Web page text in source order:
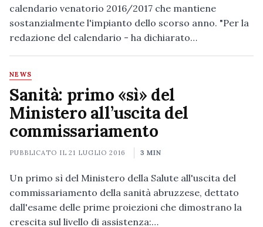
calendario venatorio 2016/2017 che mantiene
sostanzialmente l'impianto dello scorso anno. "Per la
redazione del calendario - ha dichiarato…
NEWS
Sanità: primo «sì» del
Ministero all’uscita del
commissariamento
PUBBLICATO IL21 LUGLIO 2016 3 MIN
Un primo sì del Ministero della Salute all'uscita del
commissariamento della sanità abruzzese, dettato
dall'esame delle prime proiezioni che dimostrano la
crescita sul livello di assistenza:…